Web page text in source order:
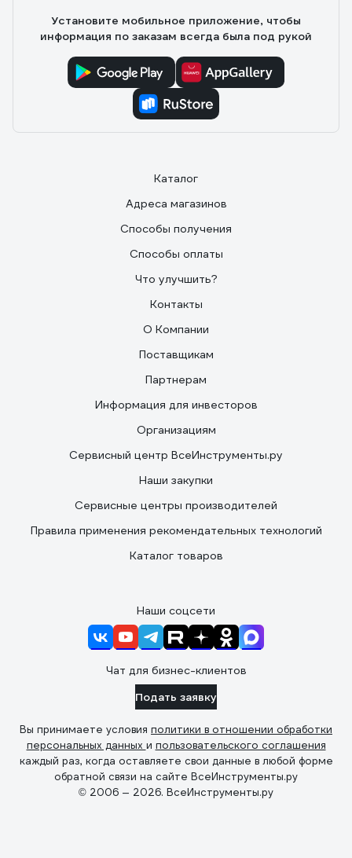
Установите мобильное приложение, чтобы
информация по заказам всегда была под рукой
Каталог
Адреса магазинов
Способы получения
Способы оплаты
Что улучшить?
Контакты
О Компании
Поставщикам
Партнерам
Информация для инвесторов
Организациям
Сервисный центр ВсеИнструменты.ру
Наши закупки
Сервисные центры производителей
Правила применения рекомендательных технологий
Каталог товаров
Наши соцсети
Чат для бизнес-клиентов
Подать заявку
Вы принимаете условия политики в отношении обработки
персональных данных и пользовательского соглашения
каждый раз, когда оставляете свои данные в любой форме
обратной связи на сайте ВсеИнструменты.ру
© 2006 — 2026. ВсеИнструменты.ру